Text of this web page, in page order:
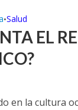
•Salud
EL
en la cultura